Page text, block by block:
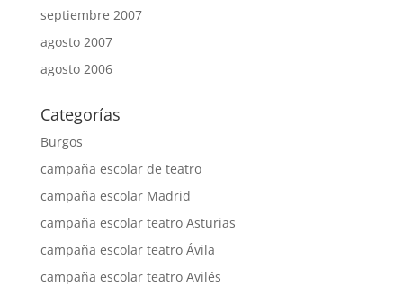
septiembre 2007
agosto 2007
agosto 2006
Categorías
Burgos
campaña escolar de teatro
campaña escolar Madrid
campaña escolar teatro Asturias
campaña escolar teatro Ávila
campaña escolar teatro Avilés